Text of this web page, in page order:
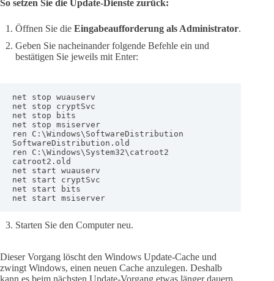
So setzen Sie die Update-Dienste zurück:
Öffnen Sie die Eingabeaufforderung als Administrator.
Geben Sie nacheinander folgende Befehle ein und
bestätigen Sie jeweils mit Enter:
net stop wuauserv
net stop cryptSvc
net stop bits
net stop msiserver
ren C:\Windows\SoftwareDistribution
SoftwareDistribution.old
ren C:\Windows\System32\catroot2
catroot2.old
net start wuauserv
net start cryptSvc
net start bits
net start msiserver
Starten Sie den Computer neu.
Dieser Vorgang löscht den Windows Update-Cache und
zwingt Windows, einen neuen Cache anzulegen. Deshalb